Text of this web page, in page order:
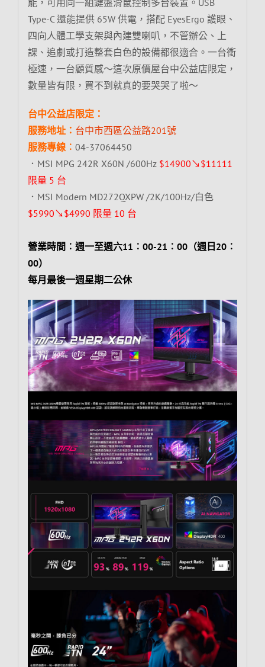
Type-C 還能提供 65W 供電，搭配 EyesErgo 護眼、
四向人體工學支架與內建雙喇叭，不管辦公、上
課、追劇或打造整套白色的設備都很適合。一台衝
極速，一台顧質感～這次原價屋台中公益店限定，
數量皆有限，買不到就真的要哭哭了啦～
台中公益店限定：
服務地址： 台中市西區公益路201號
服務專線︰ 04-37064450
．MSI MPG 242R X60N /600Hz $14900↘$11111
限量 5 台
．MSI Modern MD272QXPW /2K/100Hz/白色
$5990↘$4990 限量 10 台
營業時間︰週一至週六11︰00-21︰00（週日20︰
00）
每月最後一週星期二公休